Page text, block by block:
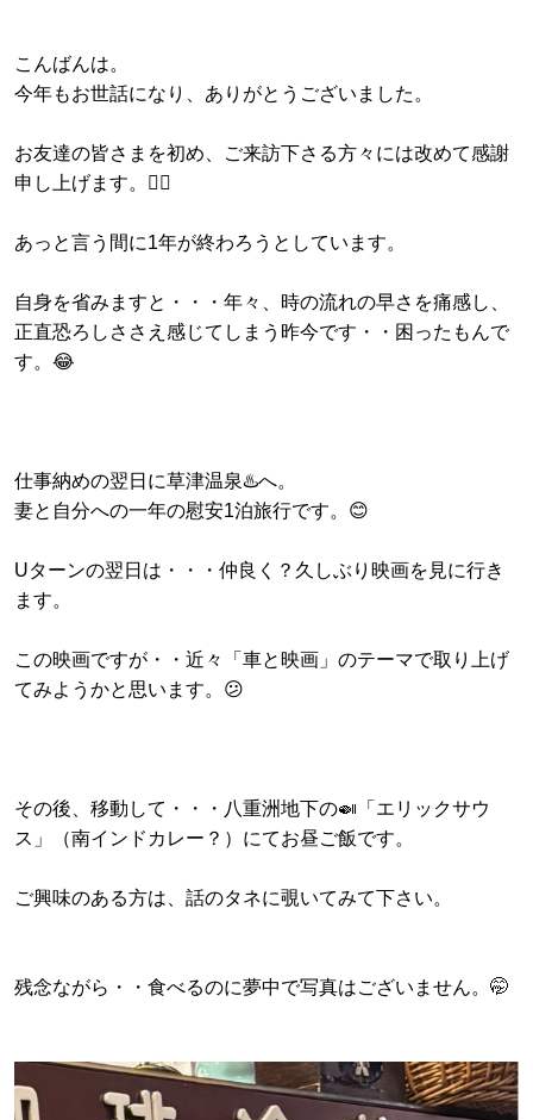
こんばんは。
今年もお世話になり、ありがとうございました。
お友達の皆さまを初め、ご来訪下さる方々には改めて感謝
申し上げます。🙇‍♂️
あっと言う間に1年が終わろうとしています。
自身を省みますと・・・年々、時の流れの早さを痛感し、
正直恐ろしささえ感じてしまう昨今です・・困ったもんで
す。😂
仕事納めの翌日に草津温泉♨️へ。
妻と自分への一年の慰安1泊旅行です。😊
Uターンの翌日は・・・仲良く？久しぶり映画を見に行き
ます。
この映画ですが・・近々「車と映画」のテーマで取り上げ
てみようかと思います。😕
その後、移動して・・・八重洲地下の🍛「エリックサウ
ス」（南インドカレー？）にてお昼ご飯です。
ご興味のある方は、話のタネに覗いてみて下さい。
残念ながら・・食べるのに夢中で写真はございません。🤭